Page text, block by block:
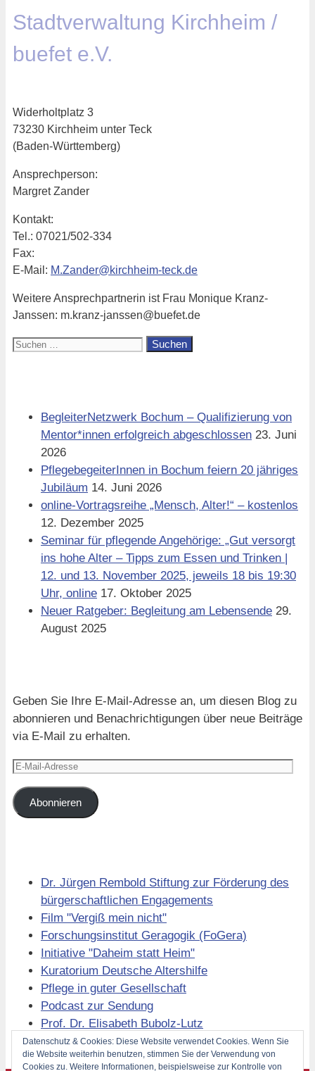
Stadtverwaltung Kirchheim /
buefet e.V.
Widerholtplatz 3
73230 Kirchheim unter Teck
(Baden-Württemberg)
Ansprechperson:
Margret Zander
Kontakt:
Tel.: 07021/502-334
Fax:
E-Mail: M.Zander@kirchheim-teck.de
Weitere Ansprechpartnerin ist Frau Monique Kranz-
Janssen: m.kranz-janssen@buefet.de
Suchen
BegleiterNetzwerk Bochum – Qualifizierung von
Mentor*innen erfolgreich abgeschlossen 23. Juni
2026
PflegebegeiterInnen in Bochum feiern 20 jähriges
Jubiläum 14. Juni 2026
online-Vortragsreihe „Mensch, Alter!“ – kostenlos
12. Dezember 2025
Seminar für pflegende Angehörige: „Gut versorgt
ins hohe Alter – Tipps zum Essen und Trinken |
12. und 13. November 2025, jeweils 18 bis 19:30
Uhr, online 17. Oktober 2025
Neuer Ratgeber: Begleitung am Lebensende 29.
August 2025
Geben Sie Ihre E-Mail-Adresse an, um diesen Blog zu
abonnieren und Benachrichtigungen über neue Beiträge
via E-Mail zu erhalten.
E-
Adresse
Abonnieren
Dr. Jürgen Rembold Stiftung zur Förderung des
bürgerschaftlichen Engagements
Film "Vergiß mein nicht"
Forschungsinstitut Geragogik (FoGera)
Initiative "Daheim statt Heim"
Kuratorium Deutsche Altershilfe
Pflege in guter Gesellschaft
Podcast zur Sendung
Prof. Dr. Elisabeth Bubolz-Lutz
Volkssolidarität Berlin
Datenschutz & Cookies: Diese Website verwendet Cookies. Wenn Sie
die Website weiterhin benutzen, stimmen Sie der Verwendung von
Cookies zu. Weitere Informationen, beispielsweise zur Kontrolle von